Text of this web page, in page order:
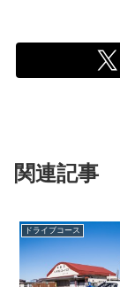
関連記事
ドライブコース